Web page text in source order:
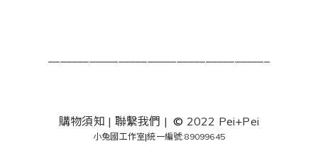
購物須知 | 聯繫我們 |© 2022 Pei+Pei
小兔國工作室|統一編號:89099645